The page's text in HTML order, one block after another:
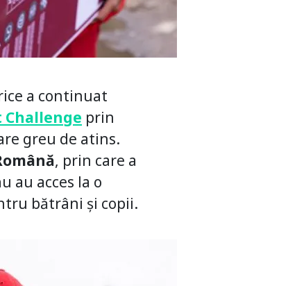
a continuat
prin
greu de atins.
, prin care a
au acces la o
bătrâni și copii.